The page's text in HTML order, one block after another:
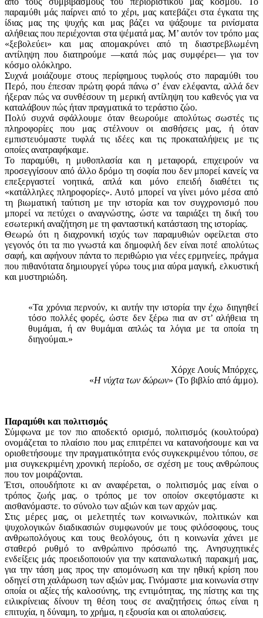
παραμύθι μάς παίρνει από το χέρι, μας κατεβάζει στα έγκατα της
ίδιας μας της ψυχής και μας βάζει να ψάξουμε τα ρινίσματα
αλήθειας που περιέχονται στα ψέματά μας. Μ’ αυτόν τον τρόπο μας
«ξεβολεύει» και μας απομακρύνει από τη διαστρεβλωμένη
αντίληψη που διατηρούμε —κατά πώς μας συμφέρει— για τον
κόσμο ολόκληρο.
Συχνά μοιάζουμε στους περίφημους τυφλούς στο παραμύθι του
Περό, που έπεσαν πρώτη φορά πάνω σ’ έναν ελέφαντα, αλλά δεν
ήξεραν πώς να συνθέσουν τη μερική αντίληψη του καθενός για να
καταλάβουν πώς ήταν πραγματικά το τεράστιο ζώο.
Πολύ συχνά σφάλλουμε όταν θεωρούμε απολύτως σωστές τις
πληροφορίες που μας στέλνουν οι αισθήσεις μας, ή όταν
εμπιστευόμαστε τυφλά τις ιδέες και τις προκαταλήψεις με τις
οποίες ανατραφήκαμε.
Το παραμύθι, η μυθοπλασία και η μεταφορά, επιχειρούν να
προσεγγίσουν από άλλο δρόμο τη σοφία που δεν μπορεί κανείς να
επεξεργαστεί νοητικά, απλά και μόνο επειδή διαθέτει τις
«κατάλληλες πληροφορίες». Αυτό μπορεί να γίνει μόνο μέσα από
τη βιωματική ταύτιση με την ιστορία και τον συγχρονισμό που
μπορεί να πετύχει ο αναγνώστης, ώστε να ταιριάξει τη δική του
εσωτερική αναζήτηση με τη φανταστική κατάσταση της ιστορίας.
Θεωρώ ότι η διαχρονική ισχύς των παραμυθιών οφείλεται στο
γεγονός ότι τα πιο γνωστά και δημοφιλή δεν είναι ποτέ απολύτως
σαφή, και αφήνουν πάντα το περιθώριο για νέες ερμηνείες, πράγμα
που πιθανότατα δημιουργεί γύρω τους μια αύρα μαγική, ελκυστική
και μυστηριώδη.
«Τα χρόνια περνούν, κι αυτήν την ιστορία την έχω διηγηθεί
τόσο πολλές φορές, ώστε δεν ξέρω πια αν στ’ αλήθεια τη
θυμάμαι, ή αν θυμάμαι απλώς τα λόγια με τα οποία τη
διηγούμαι.»
Χόρχε Λουίς Μπόρχες,
«Η νύχτα των δώρων» (Το βιβλίο από άμμο).
Παραμύθι και πολιτισμός
Σύμφωνα με τον πιο αποδεκτό ορισμό, πολιτισμός (κουλτούρα)
ονομάζεται το πλαίσιο που μας επιτρέπει να κατανοήσουμε και να
οριοθετήσουμε την πραγματικότητα ενός συγκεκριμένου τόπου, σε
μια συγκεκριμένη χρονική περίοδο, σε σχέση με τους ανθρώπους
που τον μοιράζονται.
Έτσι, οπουδήποτε κι αν αναφέρεται, ο πολιτισμός μας είναι ο
τρόπος ζωής μας. ο τρόπος με τον οποίον σκεφτόμαστε κι
αισθανόμαστε. το σύνολο των αξιών και των αρχών μας.
Στις μέρες μας, οι μελετητές των κοινωνικών, πολιτικών και
ψυχολογικών διαδικασιών συμφωνούν με τους φιλόσοφους, τους
ανθρωπολόγους και τους θεολόγους, ότι η κοινωνία χάνει με
σταθερό ρυθμό το ανθρώπινο πρόσωπό της. Ανησυχητικές
ενδείξεις μάς προειδοποιούν για την καταναλωτική παρακμή μας,
για την τάση μας προς την απομόνωση και την ηθική κρίση που
οδηγεί στη χαλάρωση των αξιών μας. Γινόμαστε μια κοινωνία στην
οποία οι αξίες τής καλοσύνης, της εντιμότητας, της πίστης και της
ειλικρίνειας δίνουν τη θέση τους σε αναζητήσεις όπως είναι η
επιτυχία, η δύναμη, το χρήμα, η εξουσία και οι απολαύσεις.